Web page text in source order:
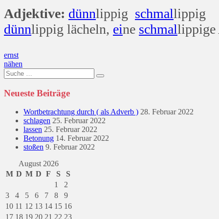
Adjektive: dünnlippig schmallippig
dünnlippig lächeln, eine schmallippige
Beitragsnavigation
ernst
nähen
Suche
nach:
Neueste Beiträge
Wortbetrachtung durch ( als Adverb ) 28. Februar 2022
schlagen 25. Februar 2022
lassen 25. Februar 2022
Betonung 14. Februar 2022
stoßen 9. Februar 2022
August 2026
M D M D F S
S
1
2
3
4 5 6 7 8
9
10 11 12 13 14 15 16
17 18 19 20 21 22 23